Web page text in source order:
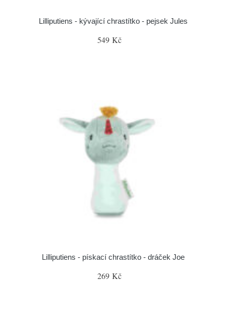
Lilliputiens - kývající chrastítko - pejsek Jules
549 Kč
Lilliputiens - pískací chrastítko - dráček Joe
269 Kč